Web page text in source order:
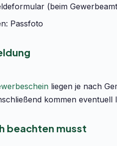
(beim
Passfoto
liegen je nach
kommen
beachten musst